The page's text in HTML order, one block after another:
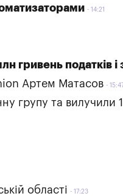
14:21
гривень податків і
Артем Матасов
групу та вилучили
області 17:23